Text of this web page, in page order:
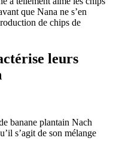
que Nana ne s’en
de chips de
leurs
banane plantain Nach
s’agit de son mélange